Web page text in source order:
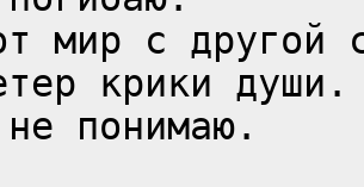
мир с другой
крики души.
понимаю.